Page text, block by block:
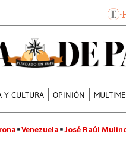
Y CULTURA OPINIÓN
Venezuela José Raúl